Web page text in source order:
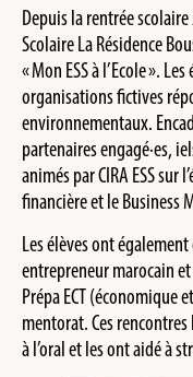
Depuis la rentrée
Scolaire La Résidence
« Mon ESS à l’Ecole ».
organisations fictives
environnementaux.
partenaires engagé·es,
animés par CIRA ESS sur
financière et le Business
Les élèves ont
entrepreneur marocain
Prépa ECT (économique
mentorat. Ces
à l’oral et les ont aidé à